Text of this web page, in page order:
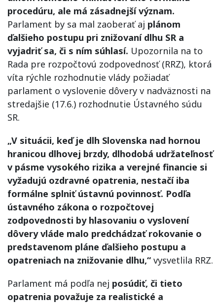
procedúru, ale má zásadnejší význam.
Parlament by sa mal zaoberať aj plánom
ďalšieho postupu pri znižovaní dlhu SR a
vyjadriť sa, či s ním súhlasí. Upozornila na to
Rada pre rozpočtovú zodpovednosť (RRZ), ktorá
víta rýchle rozhodnutie vlády požiadať
parlament o vyslovenie dôvery v nadväznosti na
stredajšie (17.6.) rozhodnutie Ústavného súdu
SR.
„V situácii, keď je dlh Slovenska nad hornou
hranicou dlhovej brzdy, dlhodobá udržateľnosť
v pásme vysokého rizika a verejné financie si
vyžadujú ozdravné opatrenia, nestačí iba
formálne splniť ústavnú povinnosť. Podľa
ústavného zákona o rozpočtovej
zodpovednosti by hlasovaniu o vyslovení
dôvery vláde malo predchádzať rokovanie o
predstavenom pláne ďalšieho postupu a
opatreniach na znižovanie dlhu,“ vysvetlila RRZ.
Parlament má podľa nej posúdiť, či tieto
opatrenia považuje za realistické a